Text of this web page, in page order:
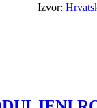
Izvor: